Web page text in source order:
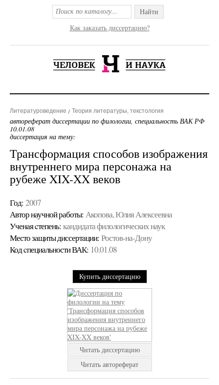
Найти
Как заказать диссертацию?
Литературоведение Теория литературы, текстология
автореферат диссертации по филологии, специальность ВАК РФ
10.01.08
диссертация на тему:
Трансформация способов изображения
внутреннего мира персонажа на
рубеже XIX-XX веков
Год: 2007
Автор научной работы: Акопова, Юлия Алексеевна
Ученая cтепень: кандидата филологических наук
Место защиты диссертации: Ростов-на-Дону
Код cпециальности ВАК: 10.01.08
Купить диссертацию
Читать диссертацию
Читать автореферат